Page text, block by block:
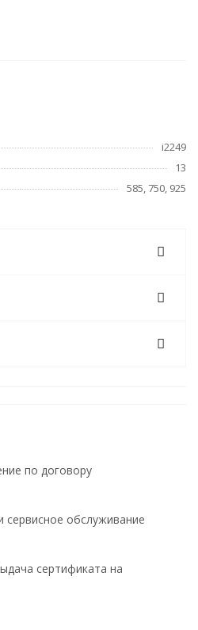
i2249
13
585, 750, 925
по договору
сервисное обслуживание
сертификата на